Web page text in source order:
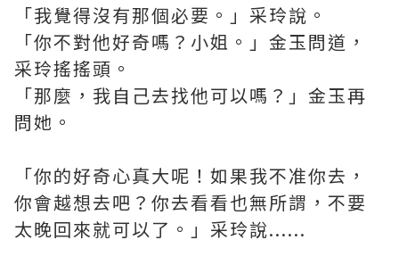
「我覺得沒有那個必要。」采玲說。
「你不對他好奇嗎？小姐。」金玉問道，
采玲搖搖頭。
「那麼，我自己去找他可以嗎？」金玉再
問她。
「你的好奇心真大呢！如果我不准你去，
你會越想去吧？你去看看也無所謂，不要
太晚回來就可以了。」采玲說......